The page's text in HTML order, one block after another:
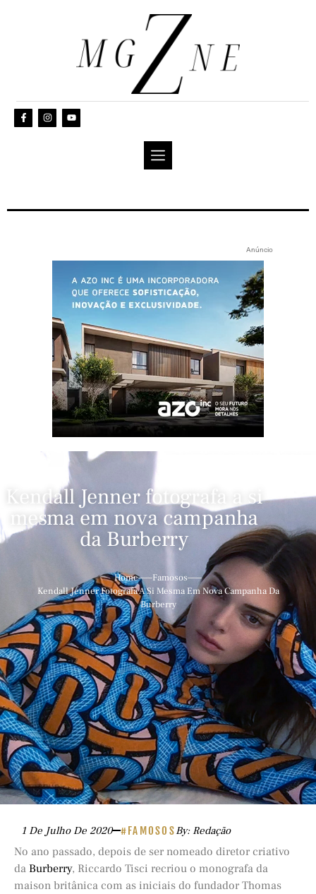
Anúncio
Kendall Jenner fotografa a si
mesma em nova campanha
da Burberry
Home
Famosos
Kendall Jenner Fotografa A Si Mesma Em Nova Campanha Da
Burberry
1 De Julho De 2020 #FAMOSOSBy: Redação
No ano passado, depois de ser nomeado diretor criativo
da Burberry, Riccardo Tisci recriou o monografa da
maison britânica com as iniciais do fundador Thomas